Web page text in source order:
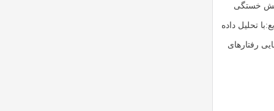
خستگی
با تحلیل داده
رفتارهای